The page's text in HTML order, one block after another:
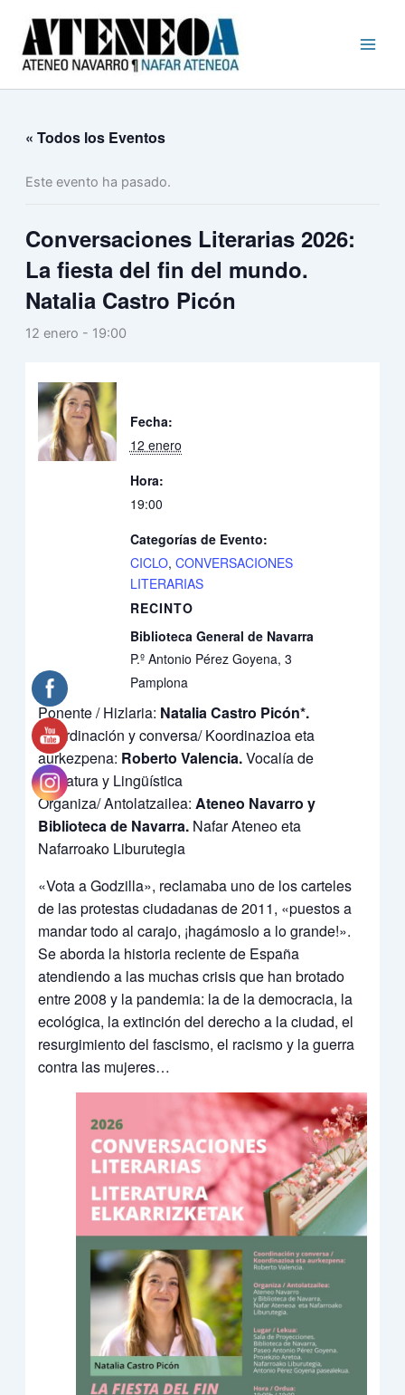
contenido
« Todos los Eventos
Este evento ha pasado.
Conversaciones Literarias 2026:
La fiesta del fin del mundo.
Natalia Castro Picón
12 enero - 19:00
Fecha:
12 enero
Hora:
19:00
Categorías de Evento:
CICLO, CONVERSACIONES
LITERARIAS
RECINTO
Biblioteca General de Navarra
P.º Antonio Pérez Goyena, 3
Pamplona
Ponente / Hizlaria: Natalia Castro Picón*.
Coordinación y conversa/ Koordinazioa eta
aurkezpena: Roberto Valencia.Vocalía de
Literatura y Lingüística
Organiza/ Antolatzailea:Ateneo Navarro y
Biblioteca de Navarra. Nafar Ateneo eta
Nafarroako Liburutegia
«Vota a Godzilla», reclamaba uno de los carteles
de las protestas ciudadanas de 2011, «puestos a
mandar todo al carajo, ¡hagámoslo a lo grande!».
Se aborda la historia reciente de España
atendiendo a las muchas crisis que han brotado
entre 2008 y la pandemia: la de la democracia, la
ecológica, la extinción del derecho a la ciudad, el
resurgimiento del fascismo, el racismo y la guerra
contra las mujeres…